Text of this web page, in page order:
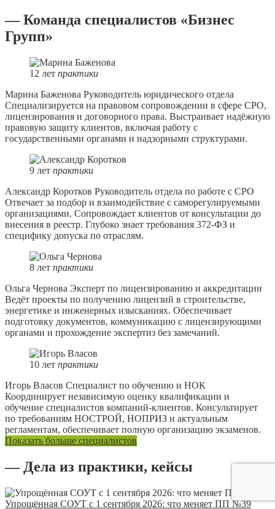
— Команда специалистов «Бизнес
Групп»
12 лет практики
Марина Баженова Руководитель юридического отдела
Специализируется на правовом сопровождении в сфере СРО,
лицензирования и договорного права. Выстраивает надёжную
правовую защиту клиентов, включая работу с
государственными органами и надзорными структурами.
9 лет практики
Александр Коротков Руководитель отдела по работе с СРО
Отвечает за подбор и взаимодействие с саморегулируемыми
организациями. Сопровождает клиентов от консультации до
внесения в реестр. Глубоко знает требования 372-ФЗ и
специфику допуска по отраслям.
8 лет практики
Ольга Чернова Эксперт по лицензированию и аккредитации
Ведёт проекты по получению лицензий в строительстве,
энергетике и инженерных изысканиях. Обеспечивает
подготовку документов, коммуникацию с лицензирующими
органами и прохождение экспертиз без замечаний.
10 лет практики
Игорь Власов Специалист по обучению и НОК
Координирует независимую оценку квалификации и
обучение специалистов компаний-клиентов. Консультирует
по требованиям НОСТРОЙ, НОПРИЗ и актуальным
регламентам, обеспечивает полную организацию экзаменов.
Показать больше специалистов
— Дела из практики, кейсы
Упрощённая СОУТ с 1 сентября 2026: что меняет ПП №39